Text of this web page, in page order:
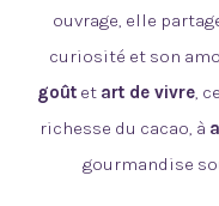
ouvrage, elle
curiosité et son
goût et art de vivre,
richesse du cacao, à
gourmandise